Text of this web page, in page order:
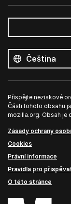
jazyky
Jazyk
Přispějte neziskové
Části tohoto obsahu
mozilla.org. Obsah je
Zásady ochrany
Cookies
Právní informace
Pravidla pro
O této stránce